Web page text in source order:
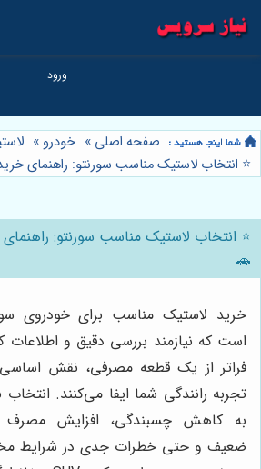
صفحه اصلی » خودرو »
⭐️ انتخاب لاستیک مناسب سورنتو: راهنمای
⭐️ انتخاب لاستیک مناسب سورنتو:
🚗
خرید لاستیک مناسب برای خودروی
است که نیازمند بررسی دقیق و
فراتر از یک قطعه مصرفی، نقش اساسی
تجربه رانندگی شما ایفا می‌کنند.
به کاهش چسبندگی، افزایش مصرف
ضعیف و حتی خطرات جدی در شرایط